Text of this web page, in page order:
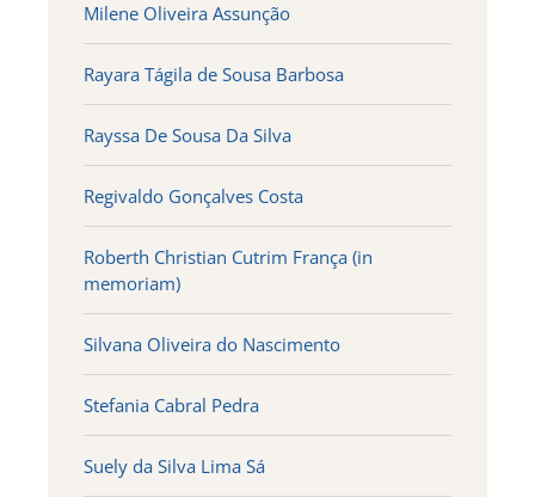
Milene Oliveira Assunção
Rayara Tágila de Sousa Barbosa
Rayssa De Sousa Da Silva
Regivaldo Gonçalves Costa
Roberth Christian Cutrim França (in
memoriam)
Silvana Oliveira do Nascimento
Stefania Cabral Pedra
Suely da Silva Lima Sá